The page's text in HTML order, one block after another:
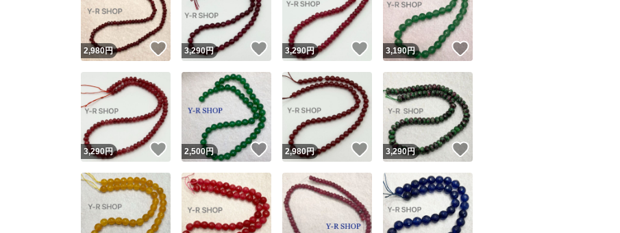
ユーザーの実績について
Yahoo!フリマが定めた一定の基準を満たしたユーザーにバッジを付与しています
安心取引出品者
安心取引出品者 Yahoo!フリマの基準をクリアした安心・安全なユーザーです
この商品の情報をコピーします
2,980円 いいね！
3,290円 いいね！
3,290円 いいね！
3,190円
3,290円 いいね！
2,500円 いいね！
2,980円 いいね！
3,290円